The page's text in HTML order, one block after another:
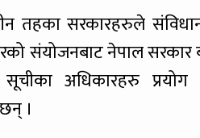
तहका सरकारहरुले
संयोजनबाट नेपाल
अधिकारहरु प्रयोग
।